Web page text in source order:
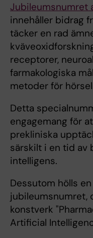
Jubileumsnumret
innehåller bidrag
täcker en rad
receptorer,
farmakologiska
metoder för
Detta
engagemang för
prekliniska
särskilt i en tid av
intelligens.
Dessutom hölls
jubileumsnumret,
konstverk
Artificial